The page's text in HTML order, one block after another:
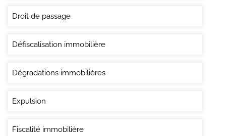
Droit de passage
Défiscalisation immobilière
Dégradations immobilières
Expulsion
Fiscalité immobilière